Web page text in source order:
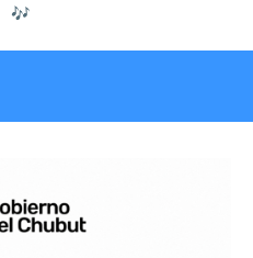
📰